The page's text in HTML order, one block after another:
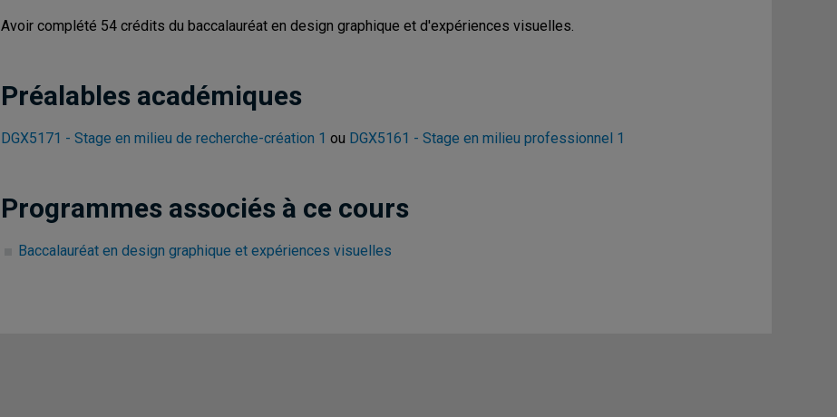
Avoir complété 54 crédits du baccalauréat en design graphique et d'expériences visuelles.
Préalables académiques
DGX5171 - Stage en milieu de recherche-création 1 ou DGX5161 - Stage en milieu professionnel 1
Programmes associés à ce cours
Baccalauréat en design graphique et expériences visuelles